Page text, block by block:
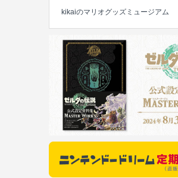
kikaiのマリオグッズミュージアム